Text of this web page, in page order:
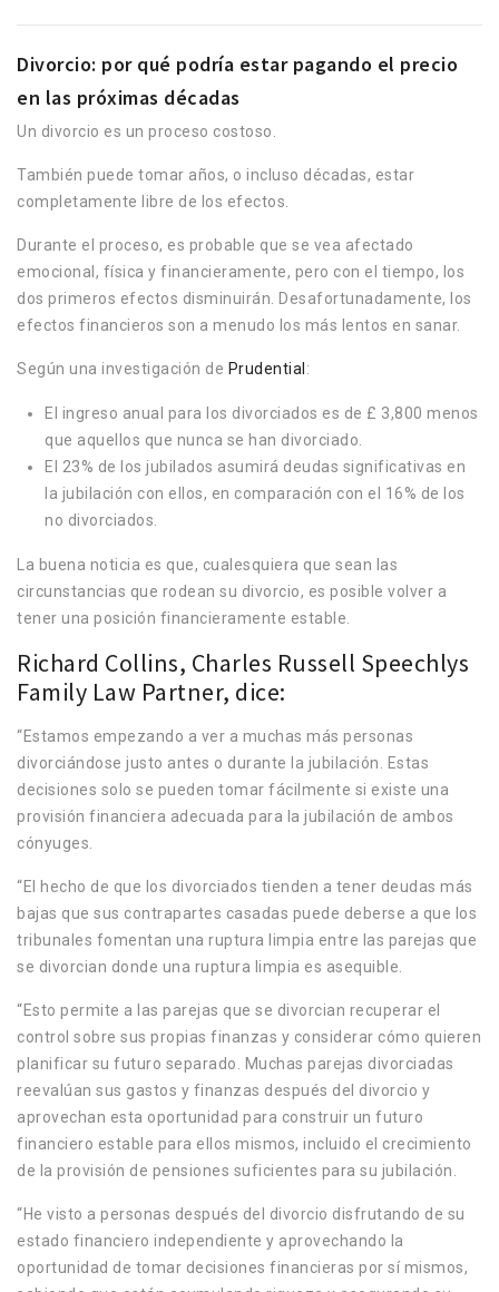
Divorcio: por qué podría estar pagando el precio
en las próximas décadas
Un divorcio es un proceso costoso.
También puede tomar años, o incluso décadas, estar
completamente libre de los efectos.
Durante el proceso, es probable que se vea afectado
emocional, física y financieramente, pero con el tiempo, los
dos primeros efectos disminuirán. Desafortunadamente, los
efectos financieros son a menudo los más lentos en sanar.
Según una investigación de Prudential:
El ingreso anual para los divorciados es de £ 3,800 menos
que aquellos que nunca se han divorciado.
El 23% de los jubilados asumirá deudas significativas en
la jubilación con ellos, en comparación con el 16% de los
no divorciados.
La buena noticia es que, cualesquiera que sean las
circunstancias que rodean su divorcio, es posible volver a
tener una posición financieramente estable.
Richard Collins, Charles Russell Speechlys
Family Law Partner, dice:
“Estamos empezando a ver a muchas más personas
divorciándose justo antes o durante la jubilación. Estas
decisiones solo se pueden tomar fácilmente si existe una
provisión financiera adecuada para la jubilación de ambos
cónyuges.
“El hecho de que los divorciados tienden a tener deudas más
bajas que sus contrapartes casadas puede deberse a que los
tribunales fomentan una ruptura limpia entre las parejas que
se divorcian donde una ruptura limpia es asequible.
“Esto permite a las parejas que se divorcian recuperar el
control sobre sus propias finanzas y considerar cómo quieren
planificar su futuro separado. Muchas parejas divorciadas
reevalúan sus gastos y finanzas después del divorcio y
aprovechan esta oportunidad para construir un futuro
financiero estable para ellos mismos, incluido el crecimiento
de la provisión de pensiones suficientes para su jubilación.
“He visto a personas después del divorcio disfrutando de su
estado financiero independiente y aprovechando la
oportunidad de tomar decisiones financieras por sí mismos,